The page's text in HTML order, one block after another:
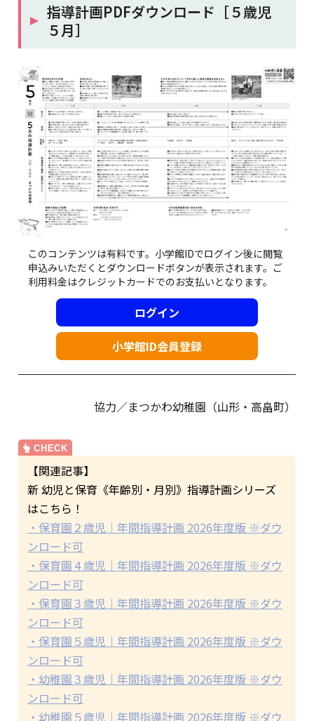
指導計画PDFダウンロード［５歳児
５月］
このコンテンツは有料です。小学館IDでログイン後に閲覧
申込みいただくとダウンロードボタンが表示されます。ご
利用料金はクレジットカードでのお支払いとなります。
ログイン
小学館ID会員登録
協力／まつかわ幼稚園（山形・高畠町）
【関連記事】
新 幼児と保育《年齢別・月別》指導計画シリーズ
はこちら！
・保育園２歳児｜年間指導計画 2026年度版 ※ダウ
ンロード可
・保育園４歳児｜年間指導計画 2026年度版 ※ダウ
ンロード可
・保育園３歳児｜年間指導計画 2026年度版 ※ダウ
ンロード可
・保育園５歳児｜年間指導計画 2026年度版 ※ダウ
ンロード可
・幼稚園３歳児｜年間指導計画 2026年度版 ※ダウ
ンロード可
・幼稚園５歳児｜年間指導計画 2026年度版 ※ダウ